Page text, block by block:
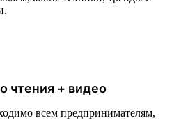
чтения + видео
всем предпринимателям,